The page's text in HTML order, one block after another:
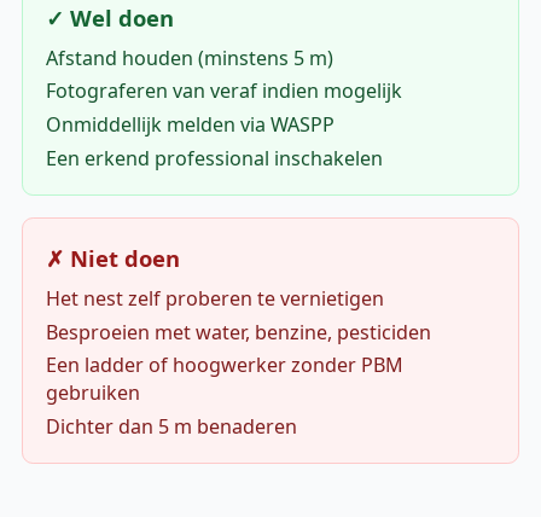
✓ Wel doen
Afstand houden (minstens 5 m)
Fotograferen van veraf indien mogelijk
Onmiddellijk melden via WASPP
Een erkend professional inschakelen
✗ Niet doen
Het nest zelf proberen te vernietigen
Besproeien met water, benzine, pesticiden
Een ladder of hoogwerker zonder PBM
gebruiken
Dichter dan 5 m benaderen